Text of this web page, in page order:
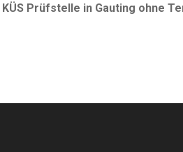
Prüfstelle in Gauting ohne